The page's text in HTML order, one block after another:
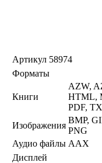
Артикул 58974
Форматы
Книги
AZW,
HTML,
PDF,
Изображения
BMP,
PNG
Аудио файлы AAX
Дисплей